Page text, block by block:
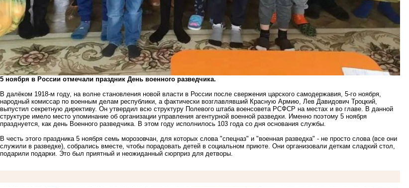
5 ноября в России отмечали праздник День военного разведчика.
В далёком 1918-м году, на волне становления новой власти в России после свержения царского самодержавия, 5-го ноября,
народный комиссар по военным делам республики, а фактически возглавлявший Красную Армию, Лев Давидович Троцкий,
выпустил секретную директиву. Он утвердил всю структуру Полевого штаба военсовета РСФСР на местах и во главе. В данной
структуре имело место упоминание об организации управления агентурной военной разведки. Именно поэтому 5 ноября
празднуется, как день Военного разведчика. В этом году исполнилось 103 года со дня основания службы.
В честь этого праздника 5 ноября семь морозовчан, для которых слова "спецназ" и "военная разведка" - не просто слова (все они
служили в разведке), собрались вместе, чтобы порадовать детей в социальном приюте. Они организовали деткам сладкий стол,
подарили подарки. Это был приятный и неожиданный сюрприз для детворы.